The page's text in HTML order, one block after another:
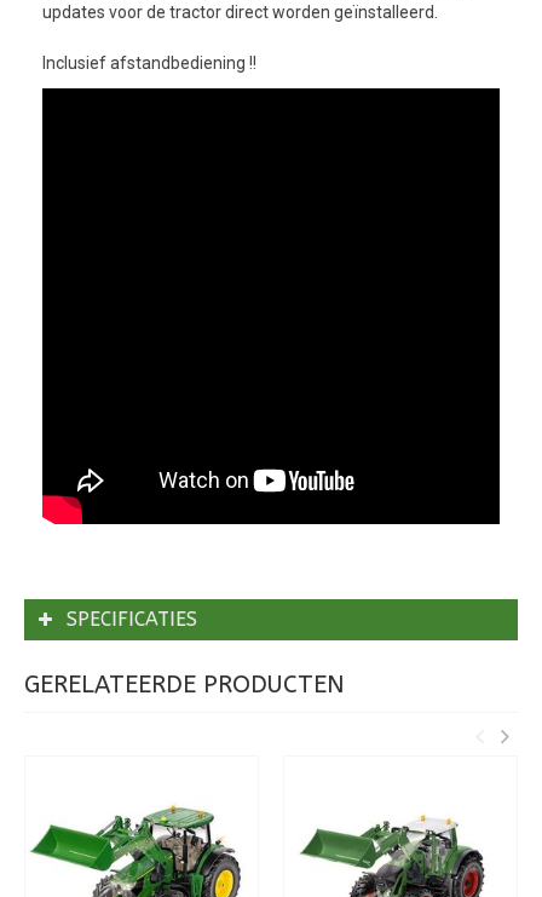
updates voor de tractor direct worden geïnstalleerd.
Inclusief afstandbediening !!
SPECIFICATIES
GERELATEERDE PRODUCTEN